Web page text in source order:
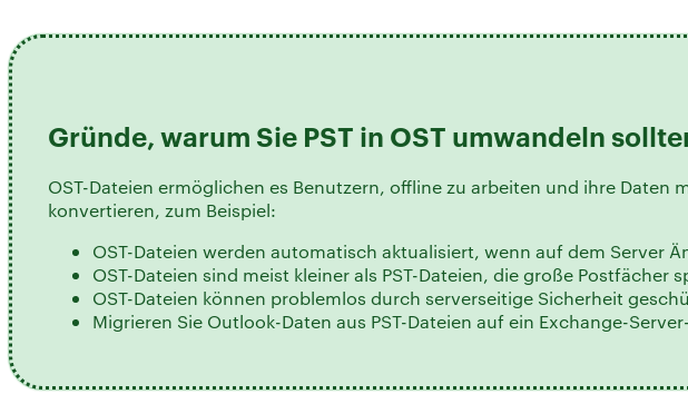
Gründe, warum Sie PST in OST umwandeln
OST-Dateien ermöglichen es Benutzern, offline zu arbeiten und ihre Daten
konvertieren, zum Beispiel:
OST-Dateien werden automatisch aktualisiert, wenn auf dem Server
OST-Dateien sind meist kleiner als PST-Dateien, die große Postfächer
OST-Dateien können problemlos durch serverseitige Sicherheit
Migrieren Sie Outlook-Daten aus PST-Dateien auf ein Exchange-